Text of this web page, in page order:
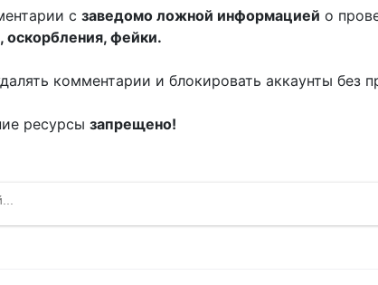
с заведомо ложной информацией о
оскорбления, фейки.
комментарии и блокировать аккаунты без
ресурсы запрещено!